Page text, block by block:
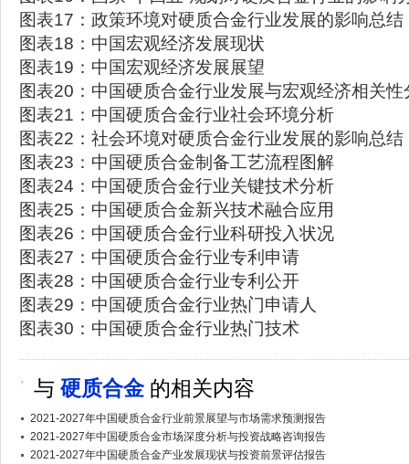
图表17：政策环境对硬质合金行业发展的影响总结
图表18：中国宏观经济发展现状
图表19：中国宏观经济发展展望
图表20：中国硬质合金行业发展与宏观经济相关性
图表21：中国硬质合金行业社会环境分析
图表22：社会环境对硬质合金行业发展的影响总结
图表23：中国硬质合金制备工艺流程图解
图表24：中国硬质合金行业关键技术分析
图表25：中国硬质合金新兴技术融合应用
图表26：中国硬质合金行业科研投入状况
图表27：中国硬质合金行业专利申请
图表28：中国硬质合金行业专利公开
图表29：中国硬质合金行业热门申请人
图表30：中国硬质合金行业热门技术
与 硬质合金 的相关内容
2021-2027年中国硬质合金行业前景展望与市场需求预测报告
2021-2027年中国硬质合金市场深度分析与投资战略咨询报告
2021-2027年中国硬质合金产业发展现状与投资前景评估报告